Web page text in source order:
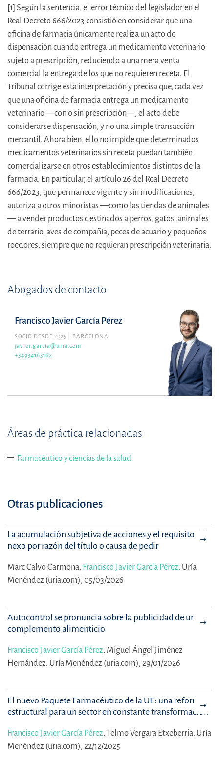
[1] Según la sentencia, el error técnico del legislador en el
Real Decreto 666/2023 consistió en considerar que una
oficina de farmacia únicamente realiza un acto de
dispensación cuando entrega un medicamento veterinario
sujeto a prescripción, reduciendo a una mera venta
comercial la entrega de los que no requieren receta. El
Tribunal corrige esta interpretación y precisa que, cada vez
que una oficina de farmacia entrega un medicamento
veterinario —con o sin prescripción—, el acto debe
considerarse dispensación, y no una simple transacción
mercantil. Ahora bien, ello no impide que determinados
medicamentos veterinarios sin receta puedan también
comercializarse en otros establecimientos distintos de la
farmacia. En particular, el artículo 26 del Real Decreto
666/2023, que permanece vigente y sin modificaciones,
autoriza a otros minoristas —como las tiendas de animales
— a vender productos destinados a perros, gatos, animales
de terrario, aves de compañía, peces de acuario y pequeños
roedores, siempre que no requieran prescripción veterinaria.
Abogados de contacto
Francisco Javier García Pérez
SOCIO DESDE 2025
BARCELONA
javier.garcia@uria.com
+34934165162
Áreas de práctica relacionadas
Farmacéutico y ciencias de la salud
Otras publicaciones
La acumulación subjetiva de acciones y el requisito del
nexo por razón del título o causa de pedir
Marc Calvo Carmona, Francisco Javier García Pérez. Uría
Menéndez (uria.com), 05/03/2026
Autocontrol se pronuncia sobre la publicidad de un
complemento alimenticio
Francisco Javier García Pérez, Miguel Ángel Jiménez
Hernández. Uría Menéndez (uria.com), 29/01/2026
El nuevo Paquete Farmacéutico de la UE: una reforma
estructural para un sector en constante transformación
Francisco Javier García Pérez, Telmo Vergara Etxeberria. Uría
Menéndez (uria.com), 22/12/2025